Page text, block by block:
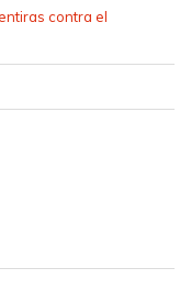
contra el